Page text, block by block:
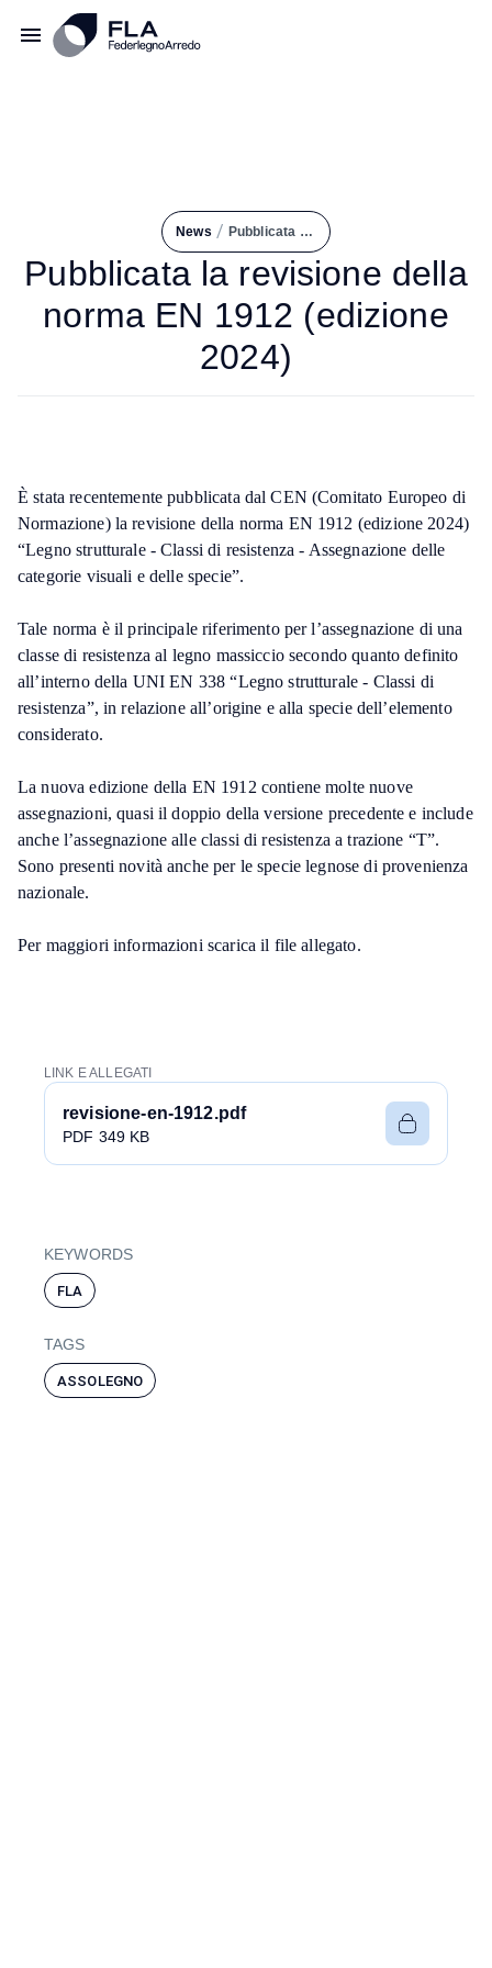
News / Pubblicata La Revisione Della Norma EN 1912 (edizione 2024)
Pubblicata la revisione della
norma EN 1912 (edizione
2024)
È stata recentemente pubblicata dal CEN (Comitato Europeo di
Normazione) la revisione della norma EN 1912 (edizione 2024)
“Legno strutturale - Classi di resistenza - Assegnazione delle
categorie visuali e delle specie”.
Tale norma è il principale riferimento per l’assegnazione di una
classe di resistenza al legno massiccio secondo quanto definito
all’interno della UNI EN 338 “Legno strutturale - Classi di
resistenza”, in relazione all’origine e alla specie dell’elemento
considerato.
La nuova edizione della EN 1912 contiene molte nuove
assegnazioni, quasi il doppio della versione precedente e include
anche l’assegnazione alle classi di resistenza a trazione “T”.
Sono presenti novità anche per le specie legnose di provenienza
nazionale.
Per maggiori informazioni scarica il file allegato.
LINK E ALLEGATI
revisione-en-1912.pdf
PDF 349 KB
KEYWORDS
FLA
TAGS
ASSOLEGNO